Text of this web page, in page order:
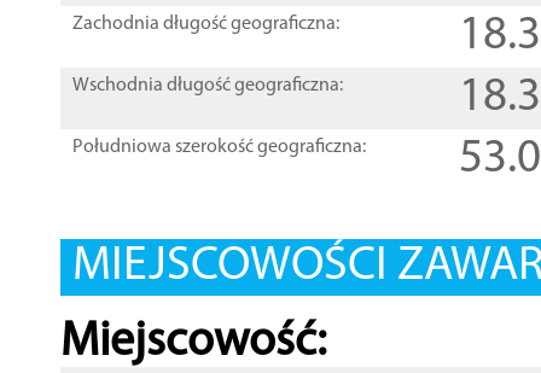
Zachodnia długość geograficzna:
Wschodnia długość geograficzna:
Południowa szerokość geograficzna:
MIEJSCOWOŚCI
Miejscowość: